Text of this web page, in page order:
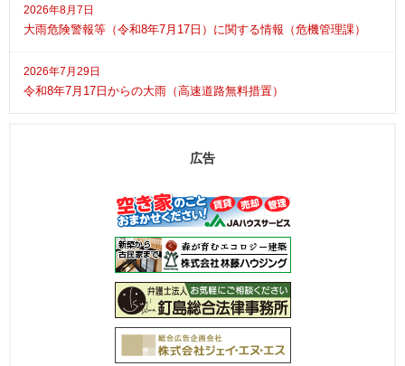
2026年8月7日
大雨危険警報等（令和8年7月17日）に関する情報（危機管理課）
2026年7月29日
令和8年7月17日からの大雨（高速道路無料措置）
広告